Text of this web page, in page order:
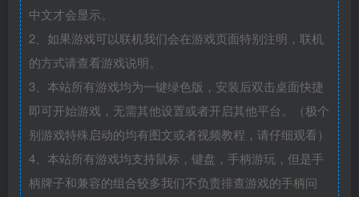
中文才会显示。
2、如果游戏可以联机我们会在游戏页面特别注明，联机
的方式请查看游戏说明。
3、本站所有游戏均为一键绿色版，安装后双击桌面快捷
即可开始游戏，无需其他设置或者开启其他平台。（极个
别游戏特殊启动的均有图文或者视频教程，请仔细观看）
4、本站所有游戏均支持鼠标，键盘，手柄游玩，但是手
柄牌子和兼容的组合较多我们不负责排查游戏的手柄问